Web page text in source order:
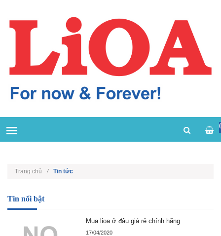
Trang chủ / Tin tức
Tin nổi bật
Mua lioa ở đâu giá rẻ chính hãng
17/04/2020